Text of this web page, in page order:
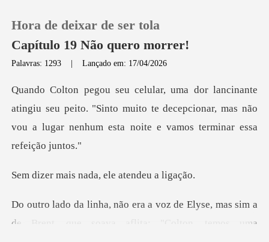
0
Loja
Hora de deixar de ser tola
Capítulo 19 Não quero morrer!
Palavras: 1293 |Lançado em: 17/04/2026
seu peito. "Sinto muito te decepcionar, mas não
vou a luga
nada, ele ate
Elyse, mas sim a
de Brent, que soava af